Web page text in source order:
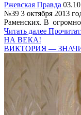
Ржевская Правда
№39 3 октября 2013
Раменских. В
Читать далее
НА ВЕКА!
ВИКТОРИЯ —